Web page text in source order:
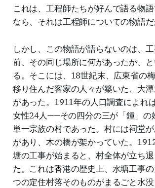
これは、工程師たちが好んで語る物
なら、それは工程師についての物語だ
しかし、この物語が語らないのは、
前、その同じ場所に何があったか、
る。そこには、18世紀末、広東省の
移り住んだ客家の人々が築いた、大
があった。1911年の人口調査によれ
女性24人——その四分の三が「鍾」の
単一宗族の村であった。村には祠堂
があり、木の橋が架かっていた。
塘の工事が始まると、村全体が立ち
た。これは香港の歴史上、水塘工事
つの定住村落そのものがまるごと水没